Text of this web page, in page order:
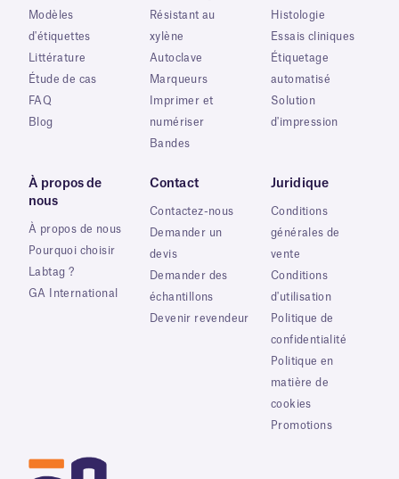
Modèles
d'étiquettes
Littérature
Étude de cas
FAQ
Blog
Résistant au
xylène
Autoclave
Marqueurs
Imprimer et
numériser
Bandes
Histologie
Essais cliniques
Étiquetage
automatisé
Solution
d'impression
À propos de
nous
À propos de nous
Pourquoi choisir
Labtag ?
GA International
Contact
Contactez-nous
Demander un
devis
Demander des
échantillons
Devenir revendeur
Juridique
Conditions
générales de
vente
Conditions
d'utilisation
Politique de
confidentialité
Politique en
matière de
cookies
Promotions